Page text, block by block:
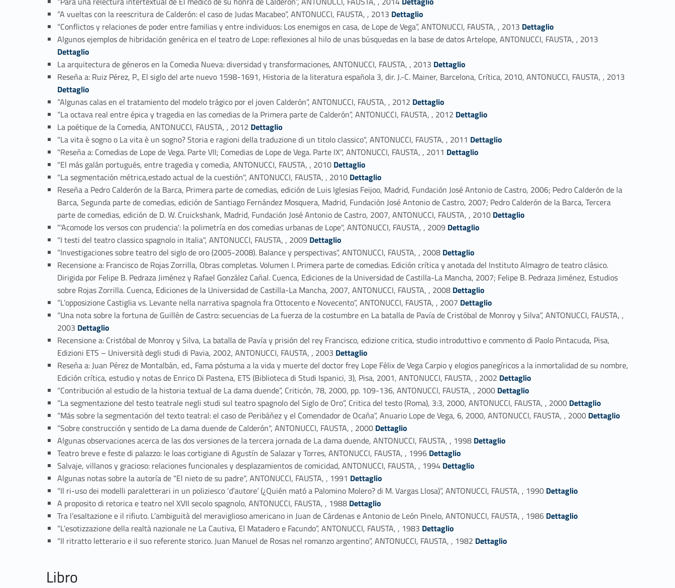
“A vueltas con la reescritura de Calderón: el caso de Judas Macabeo”, ANTONUCCI, FAUSTA, , 2013 Link identifier #identifier_person_182800-39
Dettaglio
“Conflictos y relaciones de poder entre familias y entre individuos: Los enemigos en casa, de Lope de Vega”, ANTONUCCI, FAUSTA, , 2013 Link identifier #identifier_person_103019-40
Dettaglio
Algunos ejemplos de hibridación genérica en el teatro de Lope: reflexiones al hilo de unas búsquedas en la base de datos Artelope, ANTONUCCI, FAUSTA, , 2013
Dettaglio
La arquitectura de géneros en la Comedia Nueva: diversidad y transformaciones, ANTONUCCI, FAUSTA, , 2013 Link identifier #identifier_person_86079-42
Dettaglio
Reseña a: Ruiz Pérez, P., El siglo del arte nuevo 1598-1691, Historia de la literatura española 3, dir. J.-C. Mainer, Barcelona, Crítica, 2010, ANTONUCCI, FAUSTA, , 2013
Dettaglio
“Algunas calas en el tratamiento del modelo trágico por el joven Calderón”, ANTONUCCI, FAUSTA, , 2012 Link identifier #identifier_person_11168-44
Dettaglio
“La octava real entre épica y tragedia en las comedias de la Primera parte de Calderón”, ANTONUCCI, FAUSTA, , 2012 Link identifier #identifier_person_62981-45
Dettaglio
La poétique de la Comedia, ANTONUCCI, FAUSTA, , 2012 Link identifier #identifier_person_118501-46
Dettaglio
"La vita è sogno o La vita è un sogno? Storia e ragioni della traduzione di un titolo classico", ANTONUCCI, FAUSTA, , 2011 Link identifier #identifier_person_21315-47
Dettaglio
"Reseña a: Comedias de Lope de Vega. Parte VII; Comedias de Lope de Vega. Parte IX", ANTONUCCI, FAUSTA, , 2011 Link identifier #identifier_person_137444-48
Dettaglio
"El más galán portugués, entre tragedia y comedia, ANTONUCCI, FAUSTA, , 2010 Link identifier #identifier_person_115370-49
Dettaglio
"La segmentación métrica,estado actual de la cuestión", ANTONUCCI, FAUSTA, , 2010 Link identifier #identifier_person_5694-50
Dettaglio
Reseña a Pedro Calderón de la Barca, Primera parte de comedias, edición de Luis Iglesias Feijoo, Madrid, Fundación José Antonio de Castro, 2006; Pedro Calderón de la
Barca, Segunda parte de comedias, edición de Santiago Fernández Mosquera, Madrid, Fundación José Antonio de Castro, 2007; Pedro Calderón de la Barca, Tercera
parte de comedias, edición de D. W. Cruickshank, Madrid, Fundación José Antonio de Castro, 2007, ANTONUCCI, FAUSTA, , 2010 Link identifier #identifier_person_68144-51
Dettaglio
"'Acomode los versos con prudencia': la polimetría en dos comedias urbanas de Lope", ANTONUCCI, FAUSTA, , 2009 Link identifier #identifier_person_94187-52
Dettaglio
"I testi del teatro classico spagnolo in Italia", ANTONUCCI, FAUSTA, , 2009 Link identifier #identifier_person_196070-53
Dettaglio
“Investigaciones sobre teatro del siglo de oro (2005-2008). Balance y perspectivas”, ANTONUCCI, FAUSTA, , 2008 Link identifier #identifier_person_97815-54
Dettaglio
Recensione a: Francisco de Rojas Zorrilla, Obras completas. Volumen I. Primera parte de comedias. Edición crítica y anotada del Instituto Almagro de teatro clásico.
Dirigida por Felipe B. Pedraza Jiménez y Rafael González Cañal. Cuenca, Ediciones de la Universidad de Castilla-La Mancha, 2007; Felipe B. Pedraza Jiménez, Estudios
sobre Rojas Zorrilla. Cuenca, Ediciones de la Universidad de Castilla-La Mancha, 2007, ANTONUCCI, FAUSTA, , 2008 Link identifier #identifier_person_100388-55
Dettaglio
“L’opposizione Castiglia vs. Levante nella narrativa spagnola fra Ottocento e Novecento”, ANTONUCCI, FAUSTA, , 2007 Link identifier #identifier_person_96475-56
Dettaglio
“Una nota sobre la fortuna de Guillén de Castro: secuencias de La fuerza de la costumbre en La batalla de Pavía de Cristóbal de Monroy y Silva”, ANTONUCCI, FAUSTA, ,
2003 Link identifier #identifier_person_81418-57
Dettaglio
Recensione a: Cristóbal de Monroy y Silva, La batalla de Pavía y prisión del rey Francisco, edizione critica, studio introduttivo e commento di Paolo Pintacuda, Pisa,
Edizioni ETS – Università degli studi di Pavia, 2002, ANTONUCCI, FAUSTA, , 2003 Link identifier #identifier_person_51238-58
Dettaglio
Reseña a: Juan Pérez de Montalbán, ed., Fama póstuma a la vida y muerte del doctor frey Lope Félix de Vega Carpio y elogios panegíricos a la inmortalidad de su nombre,
Edición crítica, estudio y notas de Enrico Di Pastena, ETS (Biblioteca di Studi Ispanici, 3), Pisa, 2001, ANTONUCCI, FAUSTA, , 2002Link identifier #identifier_person_131416-59
Dettaglio
“Contribución al estudio de la historia textual de La dama duende”, Criticón, 78, 2000, pp. 109-136, ANTONUCCI, FAUSTA, , 2000 Link identifier #identifier_person_52287-60
Dettaglio
“La segmentazione del testo teatrale negli studi sul teatro spagnolo del Siglo de Oro”, Critica del testo (Roma), 3:3, 2000, ANTONUCCI, FAUSTA, , 2000 Link identifier #identifier_person_30171-61
Dettaglio
“Más sobre la segmentación del texto teatral: el caso de Peribáñez y el Comendador de Ocaña”, Anuario Lope de Vega, 6, 2000, ANTONUCCI, FAUSTA, , 2000Link identifier #identifier_person_161403-62
Dettaglio
“Sobre construcción y sentido de La dama duende de Calderón", ANTONUCCI, FAUSTA, , 2000 Link identifier #identifier_person_83658-63
Dettaglio
Algunas observaciones acerca de las dos versiones de la tercera jornada de La dama duende, ANTONUCCI, FAUSTA, , 1998 Link identifier #identifier_person_53122-64
Dettaglio
Teatro breve e feste di palazzo: le loas cortigiane di Agustín de Salazar y Torres, ANTONUCCI, FAUSTA, , 1996 Link identifier #identifier_person_81964-65
Dettaglio
Salvaje, villanos y gracioso: relaciones funcionales y desplazamientos de comicidad, ANTONUCCI, FAUSTA, , 1994 Link identifier #identifier_person_117741-66
Dettaglio
Algunas notas sobre la autoría de "El nieto de su padre", ANTONUCCI, FAUSTA, , 1991 Link identifier #identifier_person_155616-67
Dettaglio
“Il ri-uso dei modelli paraletterari in un poliziesco ‘d’autore’ (¿Quién mató a Palomino Molero? di M. Vargas Llosa)”, ANTONUCCI, FAUSTA, , 1990 Link identifier #identifier_person_174084-68
Dettaglio
A proposito di retorica e teatro nel XVII secolo spagnolo, ANTONUCCI, FAUSTA, , 1988 Link identifier #identifier_person_5916-69
Dettaglio
Tra l’esaltazione e il rifiuto. L’ambiguità del meraviglioso americano in Juan de Cárdenas e Antonio de León Pinelo, ANTONUCCI, FAUSTA, , 1986 Link identifier #identifier_person_122837-70
Dettaglio
“L’esotizzazione della realtà nazionale ne La Cautiva, El Matadero e Facundo”, ANTONUCCI, FAUSTA, , 1983 Link identifier #identifier_person_152857-71
Dettaglio
“Il ritratto letterario e il suo referente storico. Juan Manuel de Rosas nel romanzo argentino”, ANTONUCCI, FAUSTA, , 1982 Link identifier #identifier_person_152366-72
Dettaglio
Libro